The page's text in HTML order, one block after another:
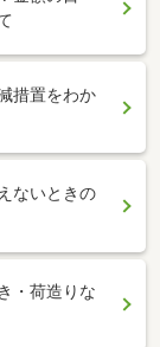
措置をわか
ないときの
・荷造りな